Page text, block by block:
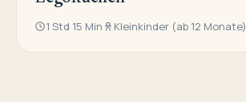
1 Std 15 Min Kleinkinder (ab 12 Monate)